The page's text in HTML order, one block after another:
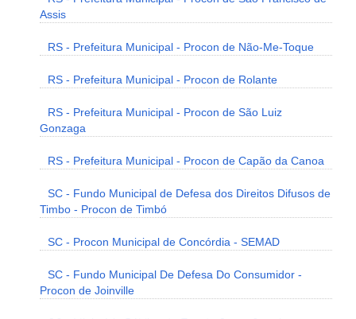
Assis
RS - Prefeitura Municipal - Procon de Não-Me-Toque
RS - Prefeitura Municipal - Procon de Rolante
RS - Prefeitura Municipal - Procon de São Luiz
Gonzaga
RS - Prefeitura Municipal - Procon de Capão da Canoa
SC - Fundo Municipal de Defesa dos Direitos Difusos de
Timbo - Procon de Timbó
SC - Procon Municipal de Concórdia - SEMAD
SC - Fundo Municipal De Defesa Do Consumidor -
Procon de Joinville